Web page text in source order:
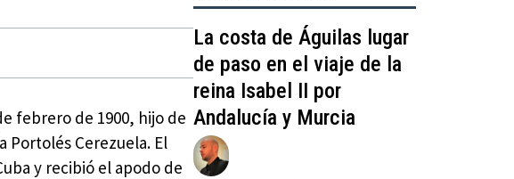
febrero de 1900, hijo de
Portolés Cerezuela. El
y recibió el apodo de
La costa de Águilas lugar
de paso en el viaje de la
reina Isabel II por
Andalucía y Murcia